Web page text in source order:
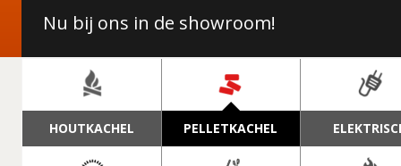
Wat Finn u ervan?
Nu bij ons in de showroom!
NAVIGATIE
HOUTKACHEL PELLETKACHEL